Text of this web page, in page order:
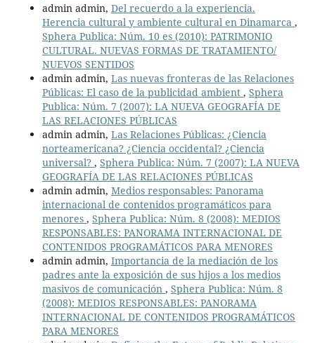
admin admin, Del recuerdo a la experiencia.
Herencia cultural y ambiente cultural en Dinamarca ,
Sphera Publica: Núm. 10 es (2010): PATRIMONIO
CULTURAL. NUEVAS FORMAS DE TRATAMIENTO/
NUEVOS SENTIDOS
admin admin, Las nuevas fronteras de las Relaciones
Públicas: El caso de la publicidad ambient , Sphera
Publica: Núm. 7 (2007): LA NUEVA GEOGRAFÍA DE
LAS RELACIONES PÚBLICAS
admin admin, Las Relaciones Públicas: ¿Ciencia
norteamericana? ¿Ciencia occidental? ¿Ciencia
universal? , Sphera Publica: Núm. 7 (2007): LA NUEVA
GEOGRAFÍA DE LAS RELACIONES PÚBLICAS
admin admin, Medios responsables: Panorama
internacional de contenidos programáticos para
menores , Sphera Publica: Núm. 8 (2008): MEDIOS
RESPONSABLES: PANORAMA INTERNACIONAL DE
CONTENIDOS PROGRAMÁTICOS PARA MENORES
admin admin, Importancia de la mediación de los
padres ante la exposición de sus hijos a los medios
masivos de comunicación , Sphera Publica: Núm. 8
(2008): MEDIOS RESPONSABLES: PANORAMA
INTERNACIONAL DE CONTENIDOS PROGRAMÁTICOS
PARA MENORES